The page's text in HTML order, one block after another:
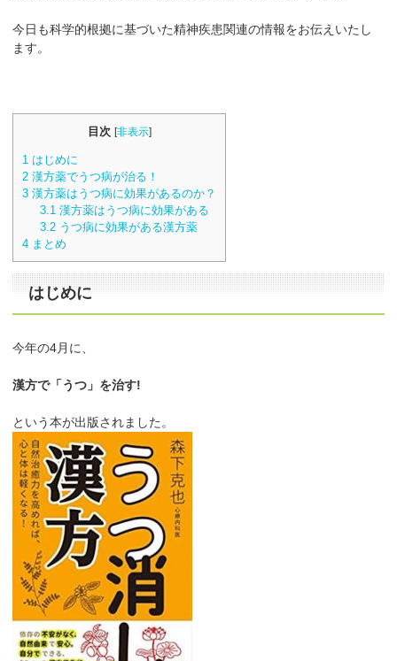
今日も科学的根拠に基づいた精神疾患関連の情報をお伝えいたし
ます。
目次 [非表示]
1 はじめに
2 漢方薬でうつ病が治る！
3 漢方薬はうつ病に効果があるのか？
3.1 漢方薬はうつ病に効果がある
3.2 うつ病に効果がある漢方薬
4 まとめ
はじめに
今年の4月に、
漢方で「うつ」を治す!
という本が出版されました。